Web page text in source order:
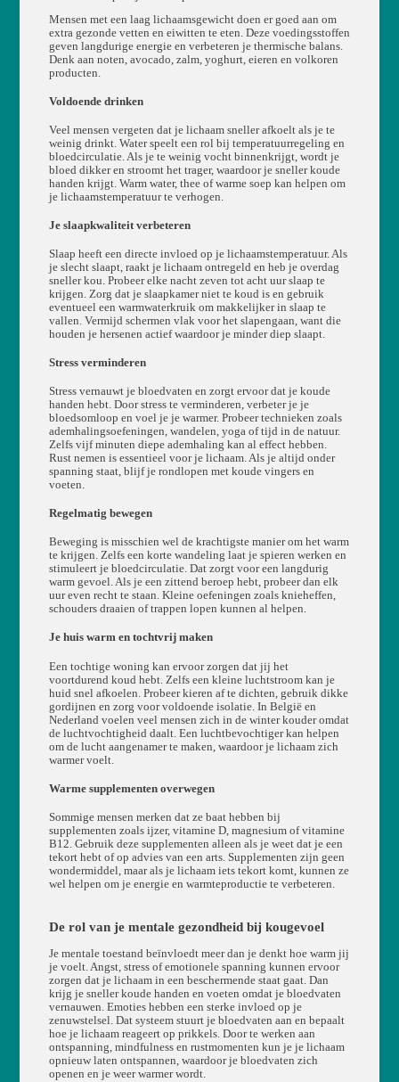
Mensen met een laag lichaamsgewicht doen er goed aan om
extra gezonde vetten en eiwitten te eten. Deze voedingsstoffen
geven langdurige energie en verbeteren je thermische balans.
Denk aan noten, avocado, zalm, yoghurt, eieren en volkoren
producten.
Voldoende drinken
Veel mensen vergeten dat je lichaam sneller afkoelt als je te
weinig drinkt. Water speelt een rol bij temperatuurregeling en
bloedcirculatie. Als je te weinig vocht binnenkrijgt, wordt je
bloed dikker en stroomt het trager, waardoor je sneller koude
handen krijgt. Warm water, thee of warme soep kan helpen om
je lichaamstemperatuur te verhogen.
Je slaapkwaliteit verbeteren
Slaap heeft een directe invloed op je lichaamstemperatuur. Als
je slecht slaapt, raakt je lichaam ontregeld en heb je overdag
sneller kou. Probeer elke nacht zeven tot acht uur slaap te
krijgen. Zorg dat je slaapkamer niet te koud is en gebruik
eventueel een warmwaterkruik om makkelijker in slaap te
vallen. Vermijd schermen vlak voor het slapengaan, want die
houden je hersenen actief waardoor je minder diep slaapt.
Stress verminderen
Stress vernauwt je bloedvaten en zorgt ervoor dat je koude
handen hebt. Door stress te verminderen, verbeter je je
bloedsomloop en voel je je warmer. Probeer technieken zoals
ademhalingsoefeningen, wandelen, yoga of tijd in de natuur.
Zelfs vijf minuten diepe ademhaling kan al effect hebben.
Rust nemen is essentieel voor je lichaam. Als je altijd onder
spanning staat, blijf je rondlopen met koude vingers en
voeten.
Regelmatig bewegen
Beweging is misschien wel de krachtigste manier om het warm
te krijgen. Zelfs een korte wandeling laat je spieren werken en
stimuleert je bloedcirculatie. Dat zorgt voor een langdurig
warm gevoel. Als je een zittend beroep hebt, probeer dan elk
uur even recht te staan. Kleine oefeningen zoals knieheffen,
schouders draaien of trappen lopen kunnen al helpen.
Je huis warm en tochtvrij maken
Een tochtige woning kan ervoor zorgen dat jij het
voortdurend koud hebt. Zelfs een kleine luchtstroom kan je
huid snel afkoelen. Probeer kieren af te dichten, gebruik dikke
gordijnen en zorg voor voldoende isolatie. In België en
Nederland voelen veel mensen zich in de winter kouder omdat
de luchtvochtigheid daalt. Een luchtbevochtiger kan helpen
om de lucht aangenamer te maken, waardoor je lichaam zich
warmer voelt.
Warme supplementen overwegen
Sommige mensen merken dat ze baat hebben bij
supplementen zoals ijzer, vitamine D, magnesium of vitamine
B12. Gebruik deze supplementen alleen als je weet dat je een
tekort hebt of op advies van een arts. Supplementen zijn geen
wondermiddel, maar als je lichaam iets tekort komt, kunnen ze
wel helpen om je energie en warmteproductie te verbeteren.
De rol van je mentale gezondheid bij kougevoel
Je mentale toestand beïnvloedt meer dan je denkt hoe warm jij
je voelt. Angst, stress of emotionele spanning kunnen ervoor
zorgen dat je lichaam in een beschermende staat gaat. Dan
krijg je sneller koude handen en voeten omdat je bloedvaten
vernauwen. Emoties hebben een sterke invloed op je
zenuwstelsel. Dat systeem stuurt je bloedvaten aan en bepaalt
hoe je lichaam reageert op prikkels. Door te werken aan
ontspanning, mindfulness en rustmomenten kun je je lichaam
opnieuw laten ontspannen, waardoor je bloedvaten zich
openen en je weer warmer wordt.